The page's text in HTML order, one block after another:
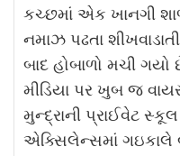
કચ્છમાં એક ખાનગી
નમાઝ પઢતા
બાદ હોબાળો મચી
મીડિયા પર ખુબ જ
મુન્દ્રાની પ્રાઈવેટ
એક્સિલેન્સમાં ગઇકાલે